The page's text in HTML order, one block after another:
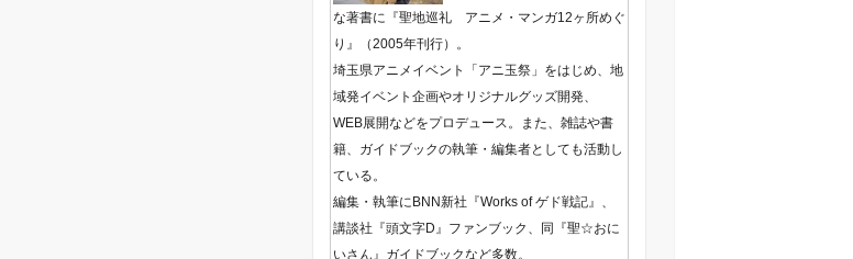
な著書に『聖地巡礼 アニメ・マンガ12ヶ所めぐ
り』（2005年刊行）。
埼玉県アニメイベント「アニ玉祭」をはじめ、地
域発イベント企画やオリジナルグッズ開発、
WEB展開などをプロデュース。また、雑誌や書
籍、ガイドブックの執筆・編集者としても活動し
ている。
編集・執筆にBNN新社『Works of ゲド戦記』、
講談社『頭文字D』ファンブック、同『聖☆おに
いさん』ガイドブックなど多数。